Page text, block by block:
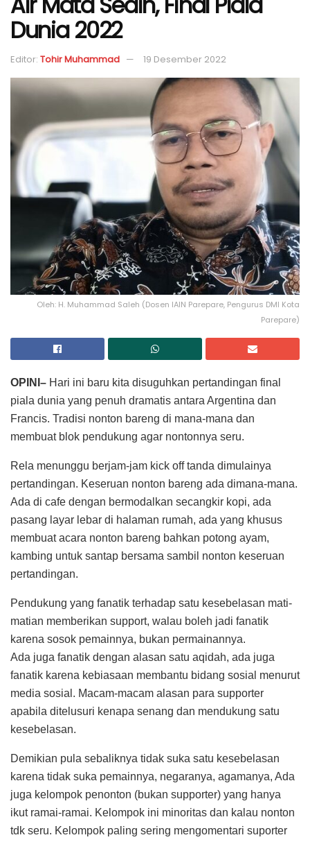
Dunia 2022
Editor: Tohir Muhammad 19 Desember 2022
Oleh: H. Muhammad Saleh (Dosen IAIN Parepare, Pengurus DMI Kota
Parepare)
OPINI– Hari ini baru kita disuguhkan pertandingan final
piala dunia yang penuh dramatis antara Argentina dan
Francis. Tradisi nonton bareng di mana-mana dan
membuat blok pendukung agar nontonnya seru.
Rela menunggu berjam-jam kick off tanda dimulainya
pertandingan. Keseruan nonton bareng ada dimana-mana.
Ada di cafe dengan bermodalkan secangkir kopi, ada
pasang layar lebar di halaman rumah, ada yang khusus
membuat acara nonton bareng bahkan potong ayam,
kambing untuk santap bersama sambil nonton keseruan
pertandingan.
Pendukung yang fanatik terhadap satu kesebelasan mati-
matian memberikan support, walau boleh jadi fanatik
karena sosok pemainnya, bukan permainannya.
Ada juga fanatik dengan alasan satu aqidah, ada juga
fanatik karena kebiasaan membantu bidang sosial menurut
media sosial. Macam-macam alasan para supporter
apabila ditelusuri kenapa senang dan mendukung satu
kesebelasan.
Demikian pula sebaliknya tidak suka satu kesebelasan
karena tidak suka pemainnya, negaranya, agamanya, Ada
juga kelompok penonton (bukan supporter) yang hanya
ikut ramai-ramai. Kelompok ini minoritas dan kalau nonton
tdk seru. Kelompok paling sering mengomentari suporter